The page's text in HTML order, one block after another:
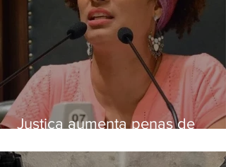
Justiça aumenta penas de
pelo assassinato de Marielle